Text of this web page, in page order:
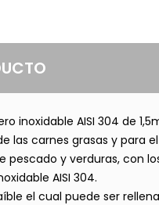
inoxidable AISI 304 de
las carnes grasas y para
pescado y verduras, con
AISI 304.
el cual puede ser